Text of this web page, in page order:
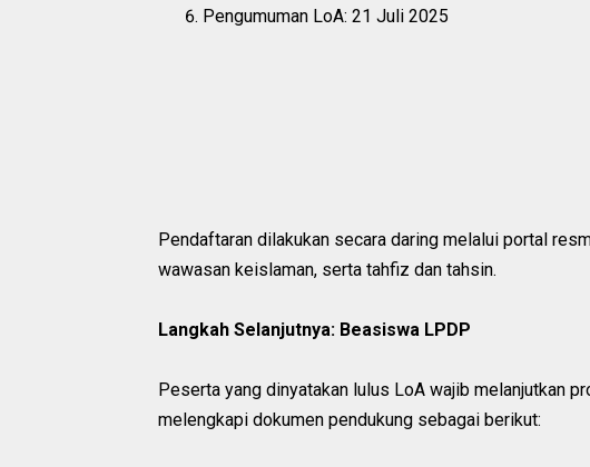
Pengumuman LoA: 21 Juli 2025
Pendaftaran dilakukan secara daring melalui portal
wawasan keislaman, serta tahfiz dan tahsin.
Langkah Selanjutnya: Beasiswa LPDP
Peserta yang dinyatakan lulus LoA wajib melanjutkan
melengkapi dokumen pendukung sebagai berikut: